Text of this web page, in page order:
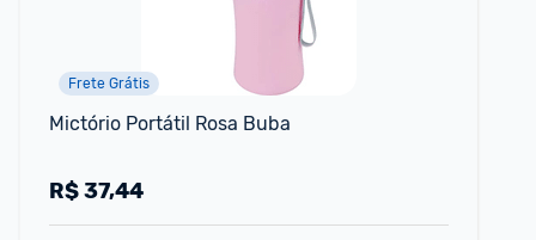
Frete Grátis
Mictório Portátil Rosa Buba
R$37,44